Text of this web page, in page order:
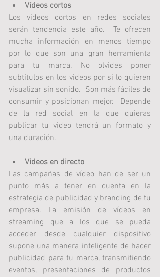
Vídeos cortos
Los videos cortos en redes sociales
serán tendencia este año.  Te ofrecen
mucha información en menos tiempo
por lo que son una gran herramienta
para tu marca. No olvides poner
subtítulos en los videos por si lo quieren
visualizar sin sonido.  Son más fáciles de
consumir y posicionan mejor.  Depende
de la red social en la que quieras
publicar tu video tendrá un formato y
una duración.
Videos en directo
Las campañas de vídeo han de ser un
punto más a tener en cuenta en la
estrategia de publicidad y branding de tu
empresa. La emisión de vídeos en
streaming que a los que se pueda
acceder desde cualquier dispositivo
supone una manera inteligente de hacer
publicidad para tu marca, transmitiendo
eventos, presentaciones de productos